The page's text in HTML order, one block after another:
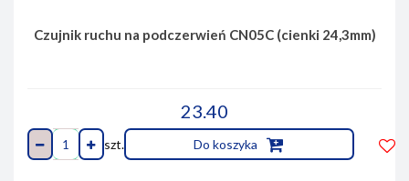
Czujnik ruchu na podczerwień CN05C (cienki 24,3mm)
23.40
szt. Do koszyka